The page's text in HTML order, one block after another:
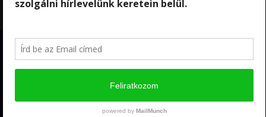
Copyright 2026 © RackForest
Szolgáltatások
Kapcsolat
Ügyfél-elégedettség mérés